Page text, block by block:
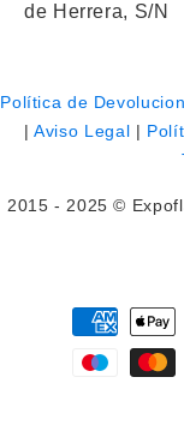
de Herrera, S/N
Política de
|Aviso Legal |
2015 - 2025 ©
Payment
methods